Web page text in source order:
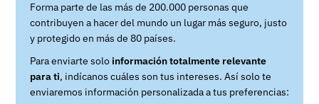
Forma parte de las más de 200.000 personas que
contribuyen a hacer del mundo un lugar más seguro, justo
y protegido en más de 80 países.
Para enviarte solo información totalmente relevante
para ti, indícanos cuáles son tus intereses. Así solo te
enviaremos información personalizada a tus preferencias: